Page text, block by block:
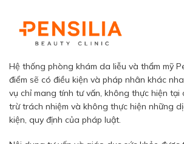
Hệ thống phòng khám da liễu và thẩm mỹ
điểm sẽ có điều kiện và pháp nhân khác
vụ chỉ mang tính tư vấn, không thực hiện tại
trừ trách nhiệm và không thực hiện những
kiện, quy định của pháp luật.